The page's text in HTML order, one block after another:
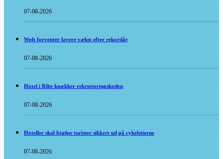
07-08-2026
Wolt forventer lavere vækst efter rekordår
07-08-2026
Hotel i Ribe knækker rekrutteringskoden
07-08-2026
Hoteller skal hjælpe turister sikkert ud på cykelstierne
07-08-2026